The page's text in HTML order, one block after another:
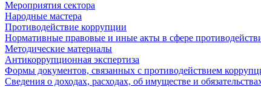
Мероприятия сектора
Народные мастера
Противодействие коррупции
Нормативные правовые и иные акты в сфере
Методические материалы
Антикоррупционная экспертиза
Формы документов, связанных с противодействием
Сведения о доходах, расходах, об имуществе и